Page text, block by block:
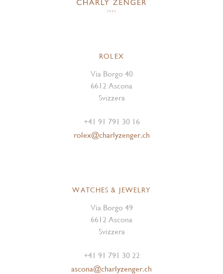
ROLEX
Via Borgo 40
6612 Ascona
Svizzera
+41 91 791 30 16
rolex@charlyzenger.ch
WATCHES & JEWELRY
Via Borgo 49
6612 Ascona
Svizzera
+41 91 791 30 22
ascona@charlyzenger.ch